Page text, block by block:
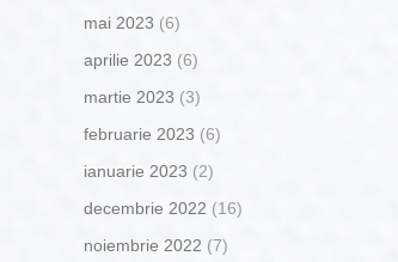
mai 2023 (6)
aprilie 2023 (6)
martie 2023 (3)
februarie 2023 (6)
ianuarie 2023 (2)
decembrie 2022 (16)
noiembrie 2022 (7)